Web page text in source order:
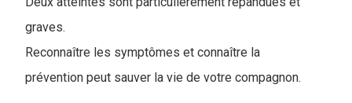
graves.
Reconnaître les symptômes et connaître la
prévention peut sauver la vie de votre compagnon.